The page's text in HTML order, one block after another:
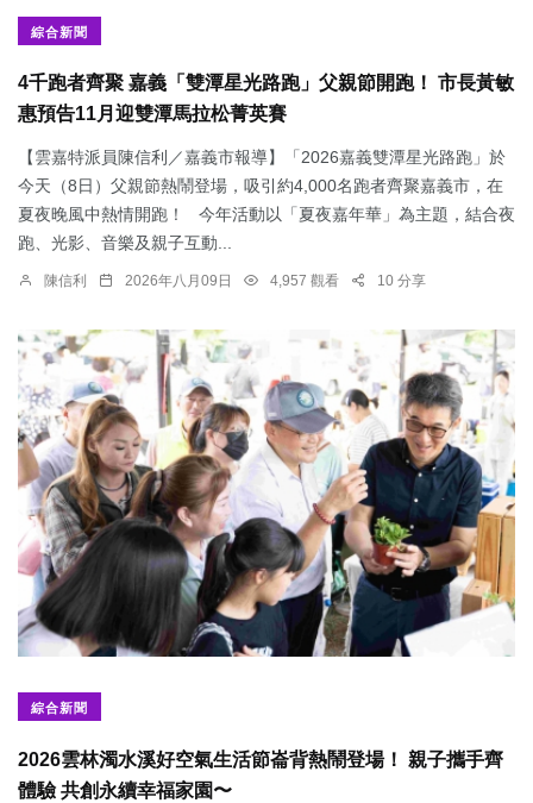
綜合新聞
4千跑者齊聚 嘉義「雙潭星光路跑」父親節開跑！ 市長黃敏
惠預告11月迎雙潭馬拉松菁英賽
【雲嘉特派員陳信利／嘉義市報導】「2026嘉義雙潭星光路跑」於
今天（8日）父親節熱鬧登場，吸引約4,000名跑者齊聚嘉義市，在
夏夜晚風中熱情開跑！ 今年活動以「夏夜嘉年華」為主題，結合夜
跑、光影、音樂及親子互動...
陳信利 2026年八月09日 4,957 觀看 10 分享
綜合新聞
2026雲林濁水溪好空氣生活節崙背熱鬧登場！ 親子攜手齊
體驗 共創永續幸福家園〜